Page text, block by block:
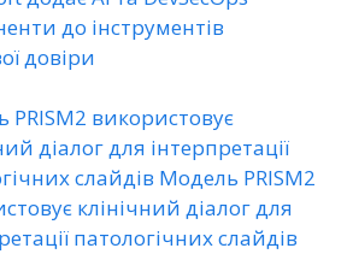
до інструментів
довіри
PRISM2 використовує
діалог для інтерпретації
слайдів Модель PRISM2
клінічний діалог для
патологічних слайдів